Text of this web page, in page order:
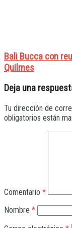
Bali Bucca con
Quilmes
Deja una
Tu dirección de
obligatorios están
Comentario *
Nombre *